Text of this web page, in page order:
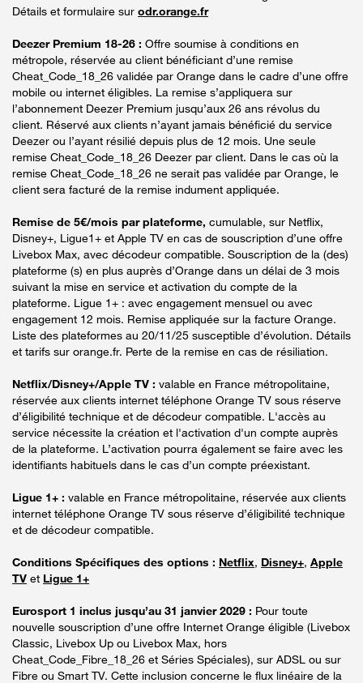
Détails et formulaire sur odr.orange.fr
Deezer Premium 18-26 : Offre soumise à conditions en
métropole, réservée au client bénéficiant d’une remise
Cheat_Code_18_26 validée par Orange dans le cadre d’une offre
mobile ou internet éligibles. La remise s’appliquera sur
l’abonnement Deezer Premium jusqu’aux 26 ans révolus du
client. Réservé aux clients n’ayant jamais bénéficié du service
Deezer ou l’ayant résilié depuis plus de 12 mois. Une seule
remise Cheat_Code_18_26 Deezer par client. Dans le cas où la
remise Cheat_Code_18_26 ne serait pas validée par Orange, le
client sera facturé de la remise indument appliquée.
Remise de 5€/mois par plateforme, cumulable, sur Netflix,
Disney+, Ligue1+ et Apple TV en cas de souscription d’une offre
Livebox Max, avec décodeur compatible. Souscription de la (des)
plateforme (s) en plus auprès d’Orange dans un délai de 3 mois
suivant la mise en service et activation du compte de la
plateforme. Ligue 1+ : avec engagement mensuel ou avec
engagement 12 mois. Remise appliquée sur la facture Orange.
Liste des plateformes au 20/11/25 susceptible d’évolution. Détails
et tarifs sur orange.fr. Perte de la remise en cas de résiliation.
Netflix/Disney+/Apple TV : valable en France métropolitaine,
réservée aux clients internet téléphone Orange TV sous réserve
d’éligibilité technique et de décodeur compatible. L'accès au
service nécessite la création et l'activation d'un compte auprès
de la plateforme. L’activation pourra également se faire avec les
identifiants habituels dans le cas d’un compte préexistant.
Ligue 1+ : valable en France métropolitaine, réservée aux clients
internet téléphone Orange TV sous réserve d’éligibilité technique
et de décodeur compatible.
Conditions Spécifiques des options : Netflix, Disney+, Apple
TV et Ligue 1+
Eurosport 1 inclus jusqu’au 31 janvier 2029 : Pour toute
nouvelle souscription d’une offre Internet Orange éligible (Livebox
Classic, Livebox Up ou Livebox Max, hors
Cheat_Code_Fibre_18_26 et Séries Spéciales), sur ADSL ou sur
Fibre ou Smart TV. Cette inclusion concerne le flux linéaire de la